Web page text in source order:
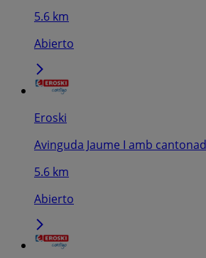
5.6 km
Abierto
Eroski
Avinguda Jaume I amb
5.6 km
Abierto